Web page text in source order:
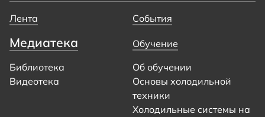
Лента События
Медиатека
Библиотека
Видеотека
Обучение
Об обучении
Основы холодильной
техники
Холодильные системы на